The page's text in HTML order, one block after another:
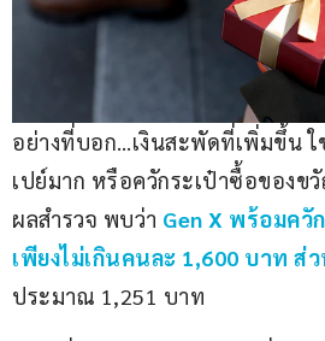
อย่างที่บอก…เงินสะพัดที่เพิ่มขึ้น ใ
เปย์มาก หรือควักระเป๋าซื้อของข
ผลสำรวจ พบว่า Gen X พร้อมค
เพียงไม่เกินคนละ 1,600 บาท ส่
ประมาณ 1,251 บาท